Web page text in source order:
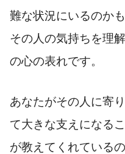
難な状況にいるのか
その人の気持ちを理
の心の表れです。
あなたがその人に寄
て大きな支えになる
が教えてくれている